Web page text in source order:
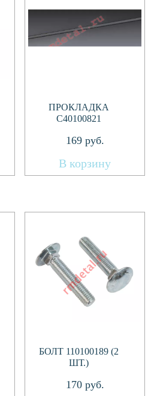
ПРОКЛАДКА
C40100821
169руб.
В корзину
БОЛТ 110100189 (2
ШТ.)
170руб.